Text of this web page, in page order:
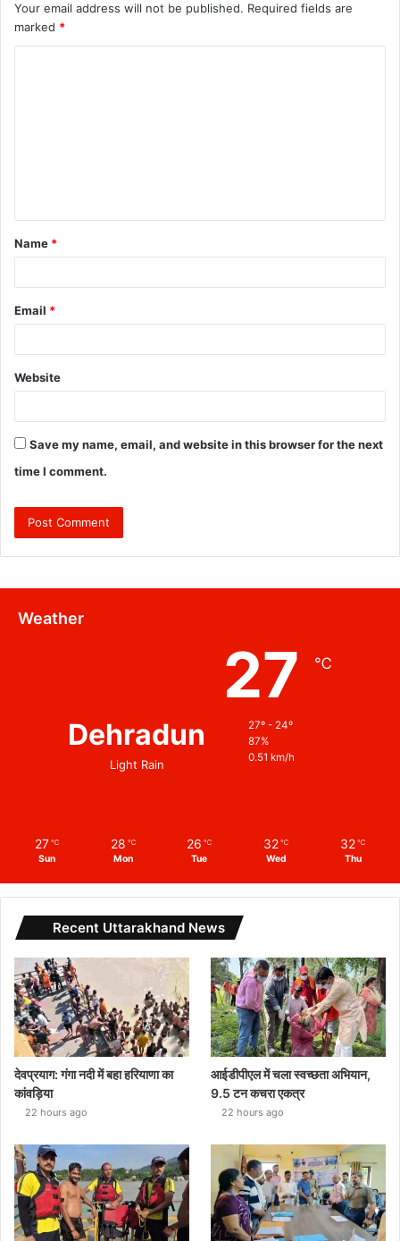
Your email address will not be published. Required fields are
marked *
t
*
Name *
Email *
Website
Save my name, email, and website in this browser for the next
time I comment.
Weather
Dehradun
Light Rain
27 ℃
27º - 24º
87%
0.51 km/h
27 ℃
Sun
28 ℃
Mon
26 ℃
Tue
32 ℃
Wed
32 ℃
Thu
Recent Uttarakhand News
देवप्रयाग: गंगा नदी में बहा हरियाणा का
कांवड़िया
22 hours ago
आईडीपीएल में चला स्वच्छता अभियान,
9.5 टन कचरा एकत्र
22 hours ago